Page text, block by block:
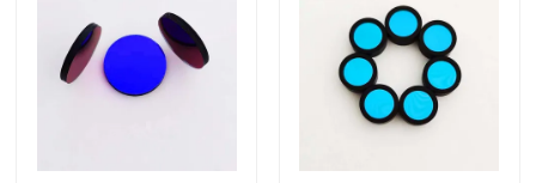
Fatory Tour